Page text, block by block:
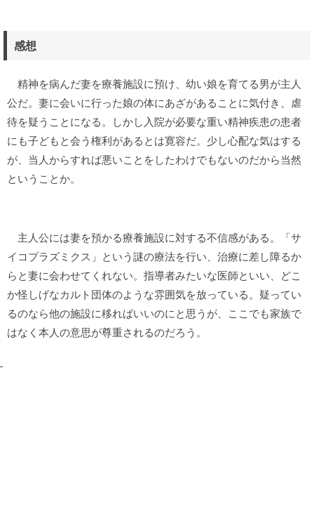
感想
精神を病んだ妻を療養施設に預け、幼い娘を育てる男が主人
公だ。妻に会いに行った娘の体にあざがあることに気付き、虐
待を疑うことになる。しかし入院が必要な重い精神疾患の患者
にも子どもと会う権利があるとは寛容だ。少し心配な気はする
が、当人からすれば悪いことをしたわけでもないのだから当然
ということか。
主人公には妻を預かる療養施設に対する不信感がある。「サ
イコプラズミクス」という謎の療法を行い、治療に差し障るか
らと妻に会わせてくれない。指導者みたいな医師といい、どこ
か怪しげなカルト団体のような雰囲気を放っている。疑ってい
るのなら他の施設に移ればいいのにと思うが、ここでも家族で
はなく本人の意思が尊重されるのだろう。